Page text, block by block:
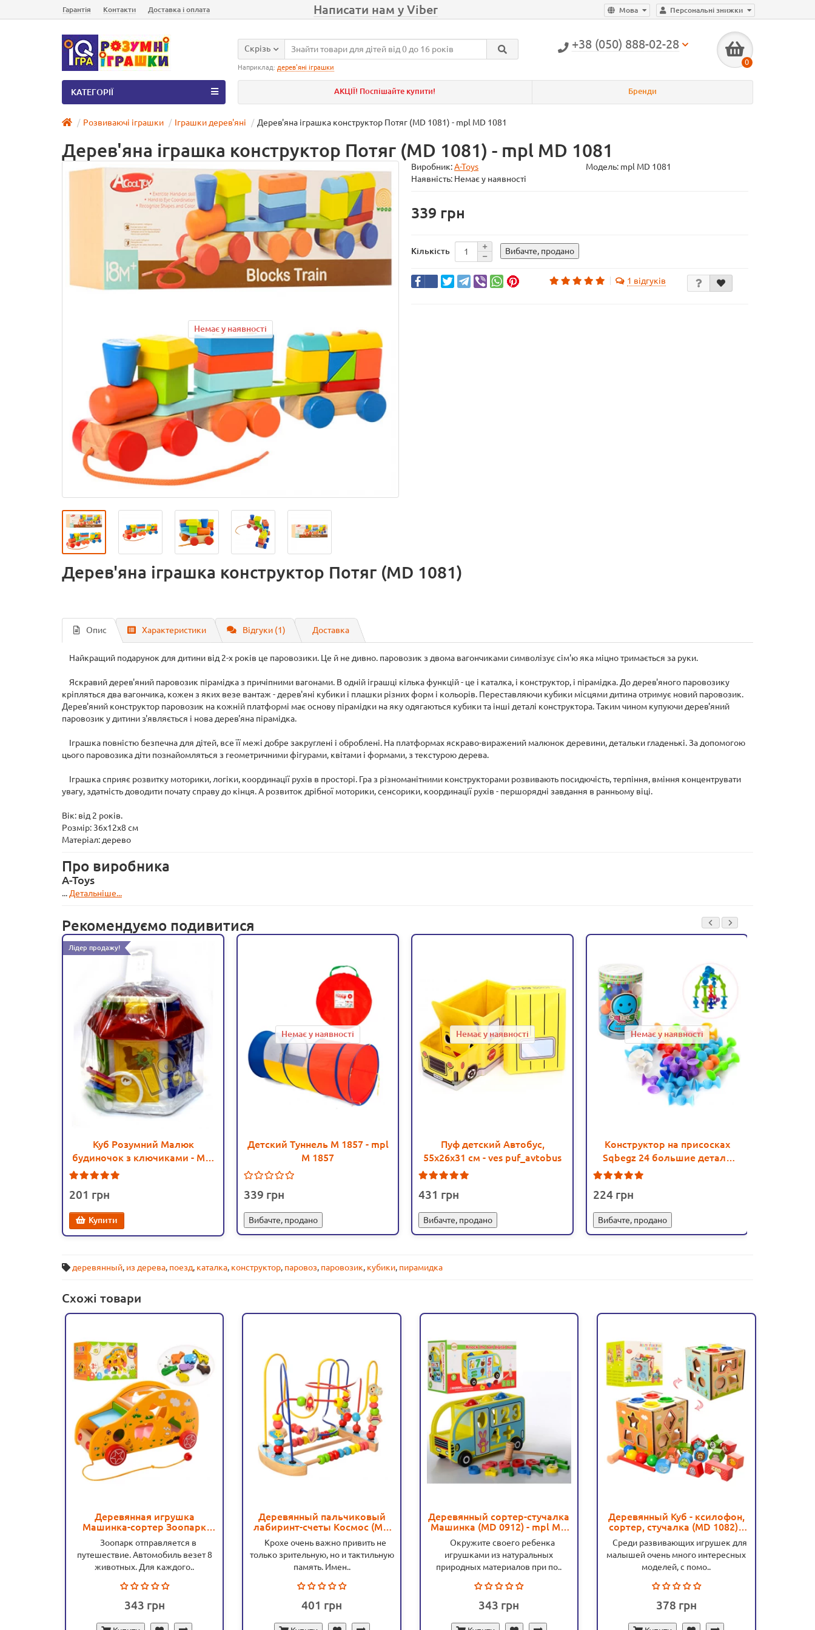
Персональні знижки
Мова
Гарантія Контакти Доставка і оплата Написати нам у Viber
+38 (050) 888-02-28
0
Скрізь
Наприклад: дерев'яні іграшки
АКЦІЇ! Поспішайте купити! Бренди
КАТЕГОРІЇ
Розвиваючі іграшки Іграшки дерев'яні Дерев'яна іграшка конструктор Потяг (MD 1081) - mpl MD 1081
Дерев'яна іграшка конструктор Потяг (MD 1081) - mpl MD 1081
Немає у наявності
Виробник:A-Toys Модель: mpl MD 1081
Наявність: Немає у наявності
339
Кількість Вибачте, продано
1 відгуків
Дерев'яна іграшка конструктор Потяг (MD 1081)
Опис Характеристики Відгуки (1) Доставка
Найкращий подарунок для дитини від 2-х років це паровозики. Це й не дивно. паровозик з двома вагончиками символізує сім'ю яка міцно тримається за руки.
Яскравий дерев'яний паровозик пірамідка з причіпними вагонами. В одній іграшці кілька функцій - це і каталка, і конструктор, і пірамідка. До дерев'яного паровозику
кріпляться два вагончика, кожен з яких везе вантаж - дерев'яні кубики і плашки різних форм і кольорів. Переставляючи кубики місцями дитина отримує новий паровозик.
Дерев'яний конструктор паровозик на кожній платформі має основу пірамідки на яку одягаються кубики та інші деталі конструктора. Таким чином купуючи дерев'яний
паровозик у дитини з'являється і нова дерев'яна пірамідка.
Іграшка повністю безпечна для дітей, все її межі добре закруглені і оброблені. На платформах яскраво-виражений малюнок деревини, детальки гладенькі. За допомогою
цього паровозика діти познайомляться з геометричними фігурами, квітами і формами, з текстурою дерева.
Іграшка сприяє розвитку моторики, логіки, координації рухів в просторі. Гра з різноманітними конструкторами розвивають посидючість, терпіння, вміння концентрувати
увагу, здатність доводити почату справу до кінця. А розвиток дрібної моторики, сенсорики, координації рухів - першорядні завдання в ранньому віці.
Вік: від 2 років.
Розмір: 36х12х8 см
Матеріал: дерево
Про виробника
A-Toys
... Детальніше...
Рекомендуємо подивитися
Лідер продажу!
Куб Розумний Малюк
будиночок з ключиками - MLT
201
Купити
Немає у наявності
Детский Туннель M 1857 - mpl
M 1857
339
Вибачте, продано
Немає у наявності
Пуф детский Автобус,
55х26х31 см - ves puf_avtobus
431
Вибачте, продано
Немає у наявності
Конструктор на присосках
Sqbegz 24 большие детали
(LS008) - mpl LS008
224
Вибачте, продано
деревянный, из дерева, поезд, каталка, конструктор, паровоз, паровозик, кубики, пирамидка
Схожі товари
Деревянная игрушка
Машинка-сортер Зоопарк
(MD 0935) - mpl MD 0935
Зоопарк отправляется в
путешествие. Автомобиль везет 8
животных. Для каждого..
343
Деревянный пальчиковый
лабиринт-счеты Космос (MD
Крохе очень важно привить не
только зрительную, но и тактильную
память. Имен..
401
Деревянный сортер-стучалка
Машинка (MD 0912) - mpl MD
Окружите своего ребенка
игрушками из натуральных
природных материалов при по..
343
Деревянный Куб - ксилофон,
сортер, стучалка (MD 1082) -
Среди развивающих игрушек для
малышей очень много интересных
моделей, с помо..
378